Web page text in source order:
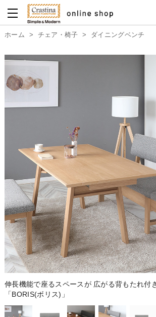
ダイニングテーブルセット
ホーム > チェア・椅子 > ダイニングベンチ
伸長機能で座るスペースが 広がる背もたれ付
「BORIS(ボリス)」